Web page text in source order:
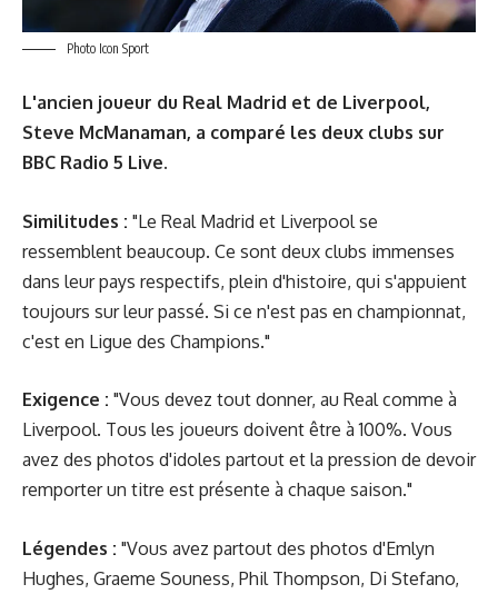
Photo Icon Sport
L'ancien joueur du Real Madrid et de Liverpool,
Steve McManaman, a comparé les deux clubs sur
BBC Radio 5 Live.
Similitudes : "Le Real Madrid et Liverpool se
ressemblent beaucoup. Ce sont deux clubs immenses
dans leur pays respectifs, plein d'histoire, qui s'appuient
toujours sur leur passé. Si ce n'est pas en championnat,
c'est en Ligue des Champions."
Exigence : "Vous devez tout donner, au Real comme à
Liverpool. Tous les joueurs doivent être à 100%. Vous
avez des photos d'idoles partout et la pression de devoir
remporter un titre est présente à chaque saison."
Légendes : "Vous avez partout des photos d'Emlyn
Hughes, Graeme Souness, Phil Thompson, Di Stefano,